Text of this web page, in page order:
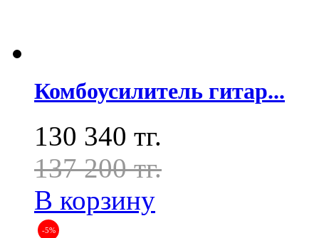
Комбоусилитель гитар...
130 340 тг.
137 200 тг.
В корзину
-5%